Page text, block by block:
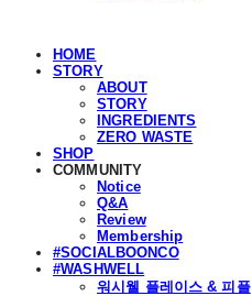
HOME
STORY
ABOUT
STORY
INGREDIENTS
ZERO WASTE
SHOP
COMMUNITY
Notice
Q&A
Review
Membership
#SOCIALBOONCO
#WASHWELL
워시웰 플레이스 & 피플